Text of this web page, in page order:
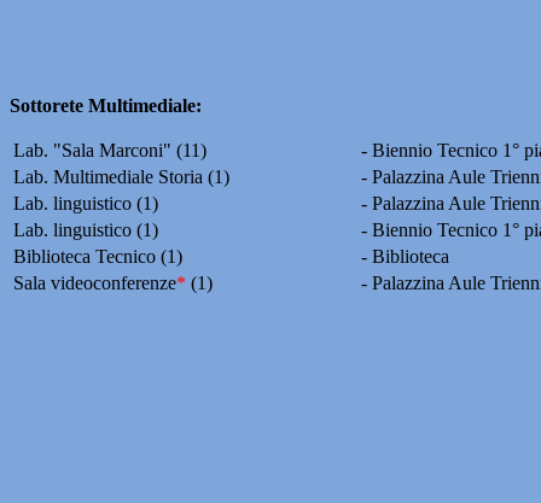
Sottorete Multimediale:
Lab. "Sala Marconi" (11)
- Biennio Tecnico 1°
Lab. Multimediale Storia (1)
- Palazzina Aule
Lab. linguistico (1)
- Palazzina Aule
Lab. linguistico (1)
- Biennio Tecnico 1°
Biblioteca Tecnico (1)
- Biblioteca
Sala videoconferenze* (1) - Palazzina Aule